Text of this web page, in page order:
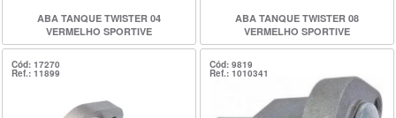
ABA TANQUE TWISTER 04
VERMELHO SPORTIVE
ABA TANQUE TWISTER 08
VERMELHO SPORTIVE
Cód: 17270
Ref.: 11899
Cód: 9819
Ref.: 1010341